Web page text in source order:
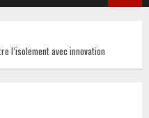
l’isolement avec innovation